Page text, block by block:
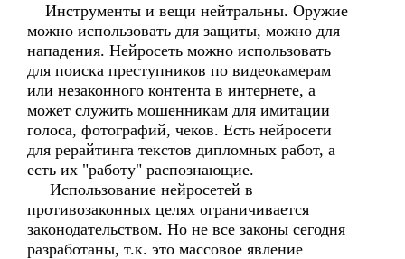
Инструменты и вещи нейтральны. Оружие
можно использовать для защиты, можно для
нападения. Нейросеть можно использовать
для поиска преступников по видеокамерам
или незаконного контента в интернете, а
может служить мошенникам для имитации
голоса, фотографий, чеков. Есть нейросети
для рерайтинга текстов дипломных работ, а
есть их "работу" распознающие.
Использование нейросетей в
противозаконных целях ограничивается
законодательством. Но не все законы сегодня
разработаны, т.к. это массовое явление